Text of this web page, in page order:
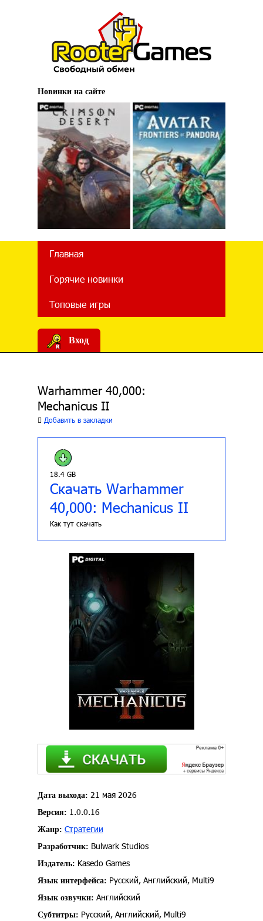
Новинки на сайте
Главная
Горячие новинки
Топовые игры
Вход
Warhammer 40,000:
Mechanicus II
Добавить в закладки
18.4 GB
Скачать Warhammer
40,000: Mechanicus II
Как тут скачать
Дата выхода: 21 мая 2026
Версия: 1.0.0.16
Жанр: Стратегии
Разработчик: Bulwark Studios
Издатель: Kasedo Games
Язык интерфейса: Русский, Английский, Multi9
Язык озвучки: Английский
Субтитры: Русский, Английский, Multi9